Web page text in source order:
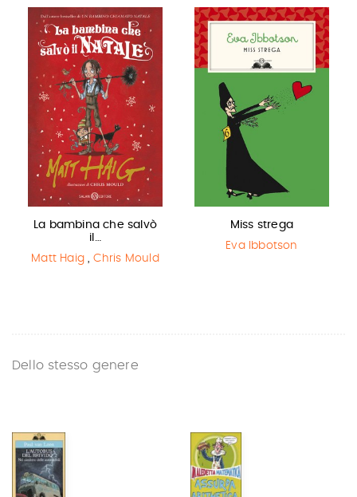
La bambina che salvò
il…
Matt Haig , Chris Mould
Miss strega
Eva Ibbotson
Dello stesso genere